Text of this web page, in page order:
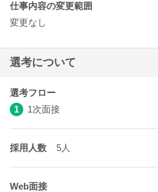
仕事内容の変更範囲
変更なし
選考について
選考フロー
1
1次面接
採用人数 5人
Web面接